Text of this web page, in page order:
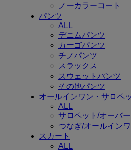
ノーカラーコート
パンツ
ALL
デニムパンツ
カーゴパンツ
チノパンツ
スラックス
スウェットパンツ
その他パンツ
オールインワン・サロペ
ALL
サロペット/オーバ
つなぎ/オールイン
スカート
ALL